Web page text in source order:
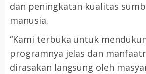
dan peningkatan kualitas
manusia.
“Kami terbuka untuk
programnya jelas dan
dirasakan langsung oleh